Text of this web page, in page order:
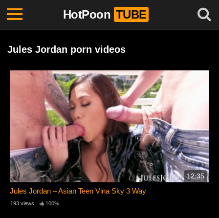
HotPoon TUBE
Jules Jordan porn videos
12:35
Jules Jordan – Asian Teen Vina Sky 3 Way
193 views 100%